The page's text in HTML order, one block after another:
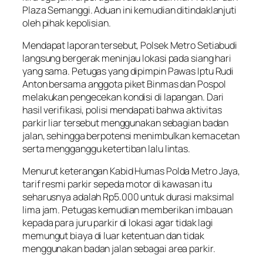
Plaza Semanggi. Aduan ini kemudian ditindaklanjuti
oleh pihak kepolisian.
Mendapat laporan tersebut, Polsek Metro Setiabudi
langsung bergerak meninjau lokasi pada siang hari
yang sama. Petugas yang dipimpin Pawas Iptu Rudi
Anton bersama anggota piket Binmas dan Pospol
melakukan pengecekan kondisi di lapangan. Dari
hasil verifikasi, polisi mendapati bahwa aktivitas
parkir liar tersebut menggunakan sebagian badan
jalan, sehingga berpotensi menimbulkan kemacetan
serta mengganggu ketertiban lalu lintas.
Menurut keterangan Kabid Humas Polda Metro Jaya,
tarif resmi parkir sepeda motor di kawasan itu
seharusnya adalah Rp5.000 untuk durasi maksimal
lima jam. Petugas kemudian memberikan imbauan
kepada para juru parkir di lokasi agar tidak lagi
memungut biaya di luar ketentuan dan tidak
menggunakan badan jalan sebagai area parkir.